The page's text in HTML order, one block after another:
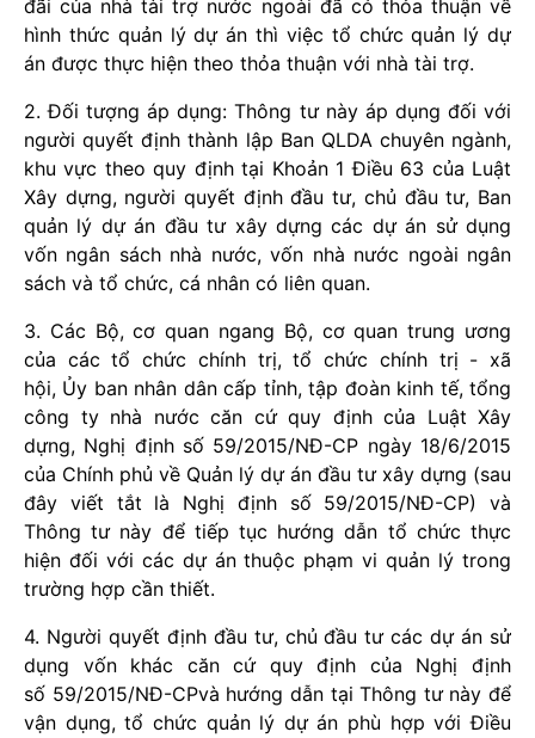
đãi của nhà tài trợ nước ngoài đã có thỏa thuận về
hình thức quản lý dự án thì việc tổ chức quản lý dự
án được thực hiện theo thỏa thuận với nhà tài trợ.
2.Đối tượng áp dụng: Thông tư này áp dụng đối với
người quyết địnhthành lập Ban QLDA chuyên ngành,
khu vực theoquy định tại Khoản 1 Điều 63 của Luật
Xây dựng, người quyết định đầu tư, chủ đầu tư, Ban
quản lý dự án đầu tư xây dựng các dự án sử dụng
vốn ngân sách nhà nước, vốn nhà nước ngoài ngân
sách và tổ chức, cá nhân có liên quan.
3. Các Bộ, cơ quan ngang Bộ, cơ quan trung ương
của các tổ chức chính trị, tổ chức chính trị - xã
hội, Ủy ban nhân dân cấp tỉnh, tập đoàn kinh tế, tổng
công ty nhà nước căn cứ quy định của Luật Xây
dựng, Nghị định số 59/2015/NĐ-CP ngày 18/6/2015
của Chính phủ về Quản lý dự án đầu tư xây dựng (sau
đây viết tắt là Nghị định số 59/2015/NĐ-CP) và
Thông tư này để tiếp tục hướng dẫn tổ chức thực
hiện đối với các dự án thuộc phạm vi quản lý trong
trường hợp cần thiết.
4. Người quyết định đầu tư, chủ đầu tư các dự án sử
dụng vốn khác căn cứ quy định của Nghị định
số 59/2015/NĐ-CPvà hướng dẫn tại Thông tư này để
vận dụng, tổ chức quản lý dự án phù hợp với Điều